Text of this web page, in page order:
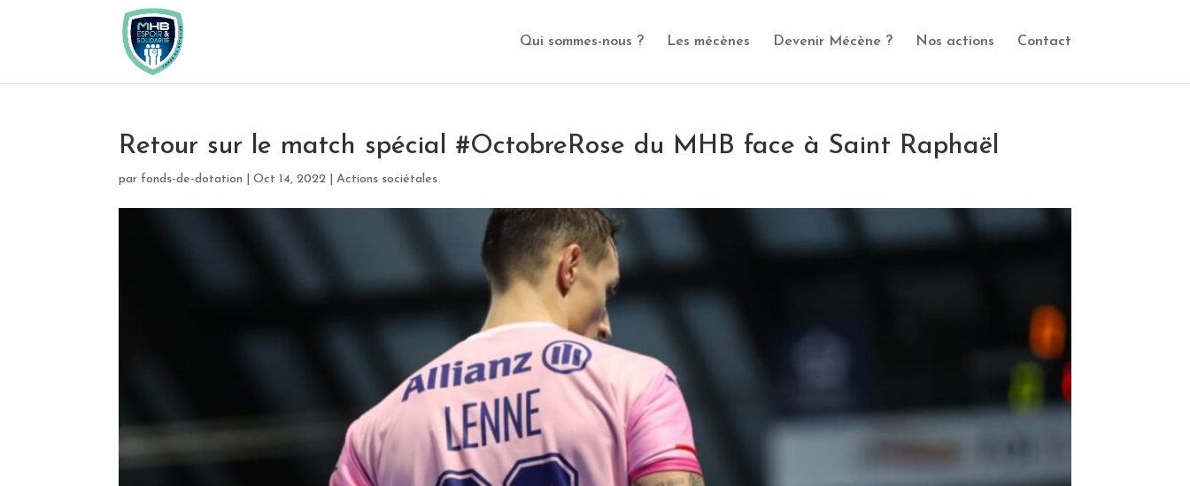
Qui sommes-nous ? Les mécènes Devenir Mécène ? Nos actions Contact
Retour sur le match spécial #OctobreRose du MHB face à Saint Raphaël
par fonds-de-dotation |Oct 14, 2022 |Actions sociétales